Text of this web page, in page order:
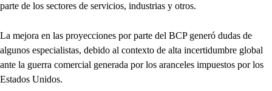
parte de los sectores de servicios, industrias y otros.
La mejora en las proyecciones por parte del BCP generó dudas de
algunos especialistas, debido al contexto de alta incertidumbre global
ante la guerra comercial generada por los aranceles impuestos por los
Estados Unidos.